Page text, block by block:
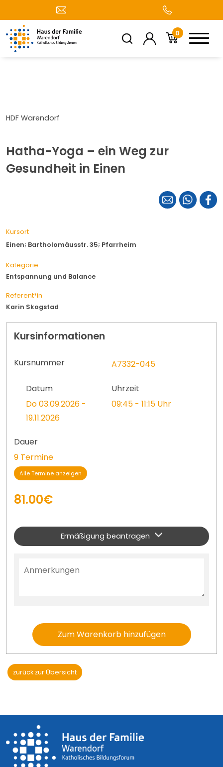
0
HDF Warendorf
Hatha-Yoga – ein Weg zur
Gesundheit in Einen
Referent*in
Karin Skogstad
Kategorie
Entspannung und Balance
Kursort
Einen; Bartholomäusstr. 35; Pfarrheim
Kursinformationen
Kursnummer A7332-045
Datum
Do 03.09.2026 -
19.11.2026
Uhrzeit
09:45 - 11:15 Uhr
Dauer
9 Termine
Alle Termine anzeigen
81.00€
Ermäßigung beantragen
Zum Warenkorb hinzufügen
zurück zur Übersicht